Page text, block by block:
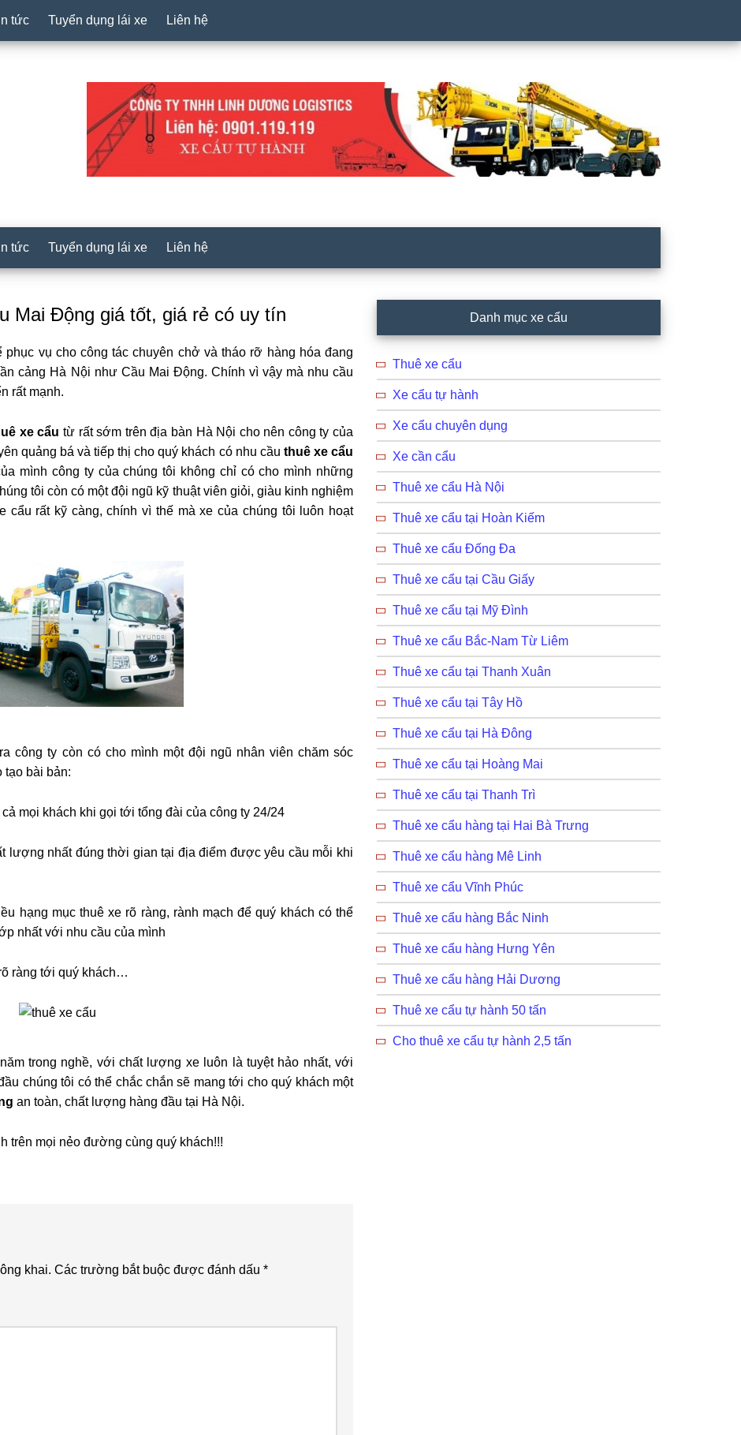
tức Tuyển dụng lái xe Liên hệ
tức Tuyển dụng lái xe Liên hệ
Mai Động giá tốt, giá rẻ có uy tín
phục vụ cho công tác chuyên chở và tháo rỡ hàng hóa đang
cảng Hà Nội như Cầu Mai Động. Chính vì vậy mà nhu cầu
rất mạnh.
xe cẩu từ rất sớm trên địa bàn Hà Nội cho nên công ty của
quảng bá và tiếp thị cho quý khách có nhu cầu thuê xe cẩu
mình công ty của chúng tôi không chỉ có cho mình những
tôi còn có một đội ngũ kỹ thuật viên giỏi, giàu kinh nghiệm
cẩu rất kỹ càng, chính vì thế mà xe của chúng tôi luôn hoạt
công ty còn có cho mình một đội ngũ nhân viên chăm sóc
tạo bài bản:
cả mọi khách khi gọi tới tổng đài của công ty 24/24
nhất đúng thời gian tại địa điểm được yêu cầu mỗi khi
hạng mục thuê xe rõ ràng, rành mạch để quý khách có thể
nhất với nhu cầu của mình
ràng tới quý khách…
trong nghề, với chất lượng xe luôn là tuyệt hảo nhất, với
chúng tôi có thể chắc chắn sẽ mang tới cho quý khách một
an toàn, chất lượng hàng đầu tại Hà Nội.
trên mọi nẻo đường cùng quý khách!!!
khai. Các trường bắt buộc được đánh dấu *
Sidebar
Danh mục xe cẩu
Thuê xe cẩu
Xe cẩu tự hành
Xe cẩu chuyên dụng
Xe cần cẩu
Thuê xe cẩu Hà Nội
Thuê xe cẩu tại Hoàn Kiếm
Thuê xe cẩu Đống Đa
Thuê xe cẩu tại Cầu Giấy
Thuê xe cẩu tại Mỹ Đình
Thuê xe cẩu Bắc-Nam Từ Liêm
Thuê xe cẩu tại Thanh Xuân
Thuê xe cẩu tại Tây Hồ
Thuê xe cẩu tại Hà Đông
Thuê xe cẩu tại Hoàng Mai
Thuê xe cẩu tại Thanh Trì
Thuê xe cẩu hàng tại Hai Bà Trưng
Thuê xe cẩu hàng Mê Linh
Thuê xe cẩu Vĩnh Phúc
Thuê xe cẩu hàng Bắc Ninh
Thuê xe cẩu hàng Hưng Yên
Thuê xe cẩu hàng Hải Dương
Thuê xe cẩu tự hành 50 tấn
Cho thuê xe cẩu tự hành 2,5 tấn